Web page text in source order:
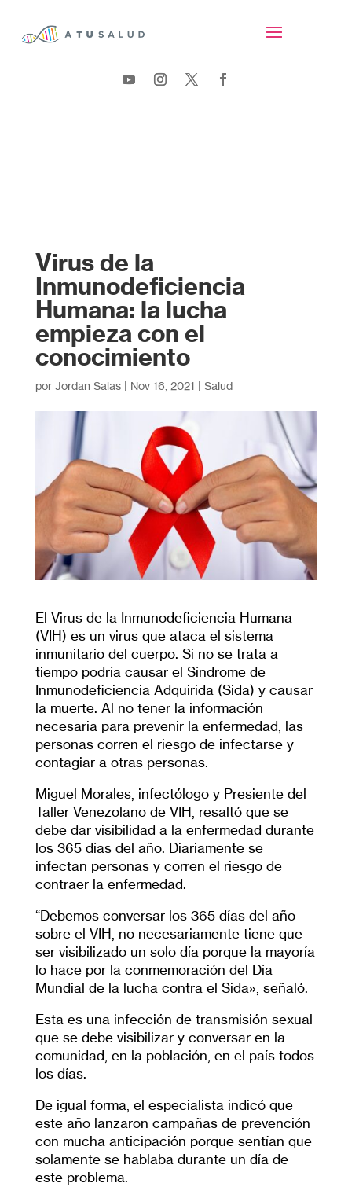
Virus de la
Inmunodeficiencia
Humana: la lucha
empieza con el
conocimiento
por Jordan Salas| Nov 16, 2021 | Salud
El Virus de la Inmunodeficiencia Humana
(VIH) es un virus que ataca el sistema
inmunitario del cuerpo. Si no se trata a
tiempo podría causar el Síndrome de
Inmunodeficiencia Adquirida (Sida) y causar
la muerte. Al no tener la información
necesaria para prevenir la enfermedad, las
personas corren el riesgo de infectarse y
contagiar a otras personas.
Miguel Morales, infectólogo y Presiente del
Taller Venezolano de VIH, resaltó que se
debe dar visibilidad a la enfermedad durante
los 365 días del año. Diariamente se
infectan personas y corren el riesgo de
contraer la enfermedad.
“Debemos conversar los 365 días del año
sobre el VIH, no necesariamente tiene que
ser visibilizado un solo día porque la mayoría
lo hace por la conmemoración del Día
Mundial de la lucha contra el Sida», señaló.
Esta es una infección de transmisión sexual
que se debe visibilizar y conversar en la
comunidad, en la población, en el país todos
los días.
De igual forma, el especialista indicó que
este año lanzaron campañas de prevención
con mucha anticipación porque sentían que
solamente se hablaba durante un día de
este problema.